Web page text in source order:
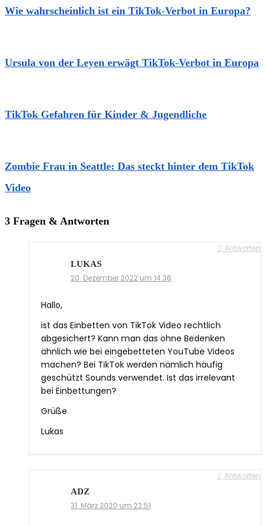
Wie wahrscheinlich ist ein TikTok-Verbot in Europa?
Ursula von der Leyen erwägt TikTok-Verbot in Europa
TikTok Gefahren für Kinder & Jugendliche
Zombie Frau in Seattle: Das steckt hinter dem TikTok
Video
3 Fragen & Antworten
Antworten
LUKAS
20. Dezember 2022 um 14:36
Hallo,
ist das Einbetten von TikTok Video rechtlich
abgesichert? Kann man das ohne Bedenken
ähnlich wie bei eingebetteten YouTube Videos
machen? Bei TikTok werden nämlich häufig
geschützt Sounds verwendet. Ist das irrelevant
bei Einbettungen?
Grüße
Lukas
Antworten
ADZ
31. März 2020 um 22:51